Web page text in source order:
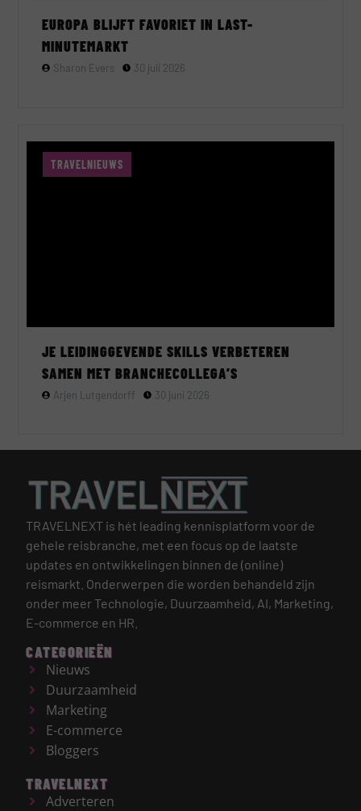
EUROPA BLIJFT FAVORIET IN LAST-
MINUTEMARKT
Sharon Evers 30 juli 2026
TRAVELNIEUWS
JE LEIDINGGEVENDE SKILLS VERBETEREN
SAMEN MET BRANCHECOLLEGA’S
Arjen Lutgendorff 30 juni 2026
TRAVELNEXT is hét leading kennisplatform voor de
gehele reisbranche, met een focus op de laatste
updates en ontwikkelingen binnen de (online)
reismarkt. Onderwerpen die worden behandeld zijn
onder meer Technologie, Duurzaamheid, AI, Marketing,
E-commerce en HR.
CATEGORIEËN
Nieuws
Duurzaamheid
Marketing
E-commerce
Bloggers
TRAVELNEXT
Adverteren